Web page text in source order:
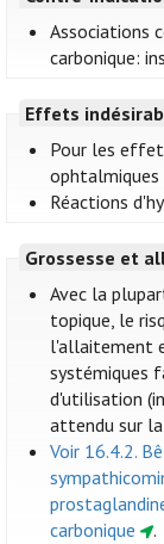
Associations
carbonique:
Effets
Pour les
Réactions
Grossesse et
Avec la
topique, le
l'allaitement
systémiques
d'utilisation
attendu sur
Voir 16.4.2.
carbonique
.